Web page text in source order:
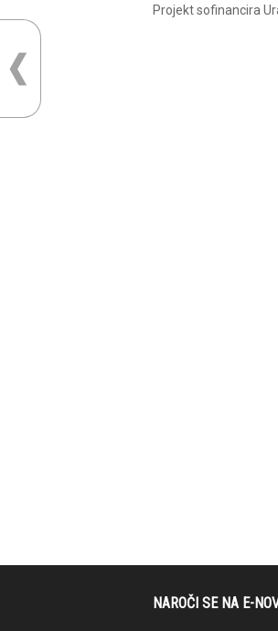
Projekt sofinancira
NAROČI SE NA E-